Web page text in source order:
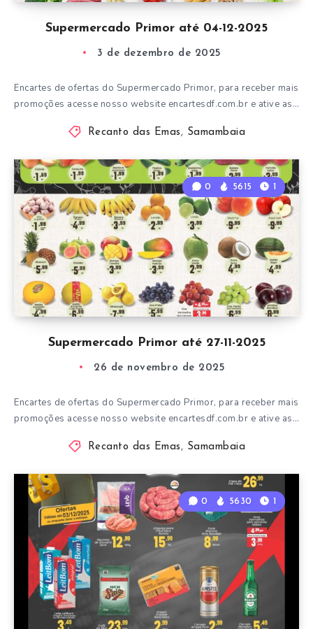
Supermercado Primor até 04-12-2025
3 de dezembro de 2025
Encartes de ofertas do Supermercado Primor, para receber mais
promoções acesse nosso website encartesdf.com.br e ative as…
Recanto das Emas , Samambaia
Supermercado Primor até 27-11-2025
0 5615 1
26 de novembro de 2025
Encartes de ofertas do Supermercado Primor, para receber mais
promoções acesse nosso website encartesdf.com.br e ative as…
Recanto das Emas , Samambaia
0 5630 1